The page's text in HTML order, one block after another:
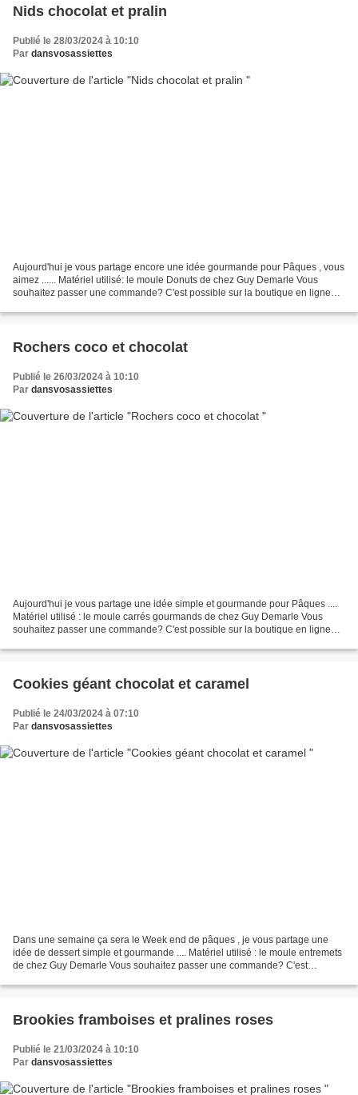
Nids chocolat et pralin
Publié le 28/03/2024 à 10:10
Par dansvosassiettes
Aujourd'hui je vous partage encore une idée gourmande pour Pâques , vous
aimez ...... Matériel utilisé: le moule Donuts de chez Guy Demarle Vous
souhaitez passer une commande? C'est possible sur la boutique en ligne
Rochers coco et chocolat
Publié le 26/03/2024 à 10:10
Par dansvosassiettes
Aujourd'hui je vous partage une idée simple et gourmande pour Pâques ....
Matériel utilisé : le moule carrés gourmands de chez Guy Demarle Vous
souhaitez passer une commande? C'est possible sur la boutique en ligne
Cookies géant chocolat et caramel
Publié le 24/03/2024 à 07:10
Par dansvosassiettes
Dans une semaine ça sera le Week end de pâques , je vous partage une
idée de dessert simple et gourmande .... Matériel utilisé : le moule entremets
de chez Guy Demarle Vous souhaitez passer une commande? C'est
Brookies framboises et pralines roses
Publié le 21/03/2024 à 10:10
Par dansvosassiettes